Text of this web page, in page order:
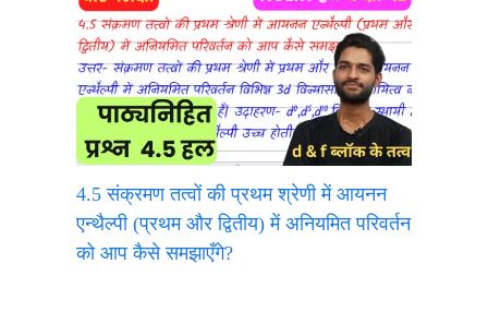
4.5 संक्रमण तत्वों की प्रथम श्रेणी में आयनन
एन्थैल्पी (प्रथम और द्वितीय) में अनियमित परिवर्तन
को आप कैसे समझाएँगे?